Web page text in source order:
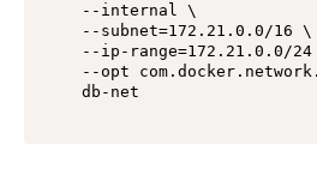
  --internal \
  --subnet=172.21.0.0/16 \
--ip-range=172.21.0.0/24
--opt